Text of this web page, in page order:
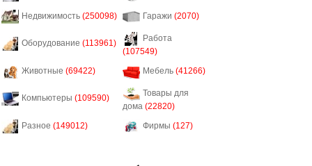
Недвижимость (250098) Гаражи (2070)
Оборудование (113961)
Работа
(107549)
Животные (69422) Мебель (41266)
Компьютеры (109590)
Товары для
дома (22820)
Разное (149012) Фирмы (127)